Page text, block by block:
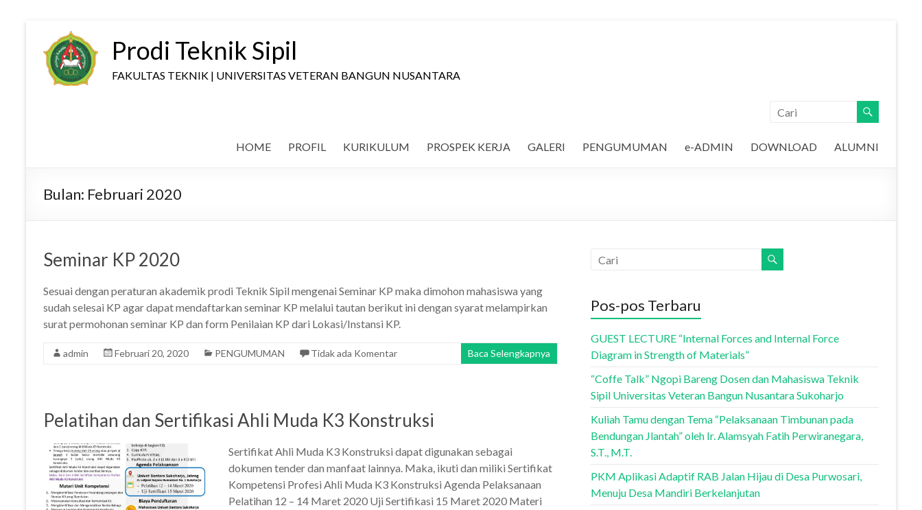
content
Prodi Teknik Sipil
FAKULTAS TEKNIK | UNIVERSITAS VETERAN BANGUN NUSANTARA
HOME PROFIL KURIKULUM PROSPEK KERJA GALERI PENGUMUMAN e-ADMIN DOWNLOAD ALUMNI
Bulan: Februari 2020
Seminar KP 2020
Sesuai dengan peraturan akademik prodi Teknik Sipil mengenai Seminar KP maka dimohon mahasiswa yang
sudah selesai KP agar dapat mendaftarkan seminar KP melalui tautan berikut ini dengan syarat melampirkan
surat permohonan seminar KP dan form Penilaian KP dari Lokasi/Instansi KP.
admin Februari 20, 2020 PENGUMUMAN Tidak ada Komentar Baca Selengkapnya
Pelatihan dan Sertifikasi Ahli Muda K3 Konstruksi
Sertifikat Ahli Muda K3 Konstruksi dapat digunakan sebagai
dokumen tender dan manfaat lainnya. Maka, ikuti dan miliki Sertifikat
Kompetensi Profesi Ahli Muda K3 Konstruksi Agenda Pelaksanaan
Pelatihan 12 – 14 Maret 2020 Uji Sertifikasi 15 Maret 2020 Materi
Pos-pos Terbaru
GUEST LECTURE “Internal Forces and Internal Force
Diagram in Strength of Materials”
“Coffe Talk” Ngopi Bareng Dosen dan Mahasiswa Teknik
Sipil Universitas Veteran Bangun Nusantara Sukoharjo
Kuliah Tamu dengan Tema “Pelaksanaan Timbunan pada
Bendungan Jlantah” oleh Ir. Alamsyah Fatih Perwiranegara,
S.T., M.T.
PKM Aplikasi Adaptif RAB Jalan Hijau di Desa Purwosari,
Menuju Desa Mandiri Berkelanjutan